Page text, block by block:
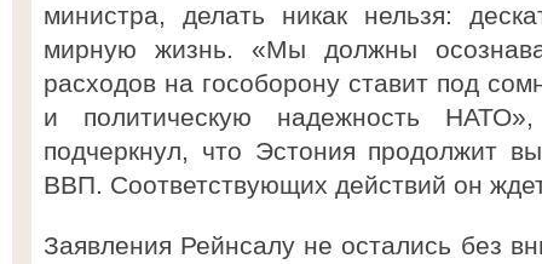
министра, делать никак нельзя:
мирную жизнь. «Мы должны
расходов на гособорону ставит под
и политическую надежность
подчеркнул, что Эстония продолжит
ВВП. Соответствующих действий он
Заявления Рейнсалу не остались без